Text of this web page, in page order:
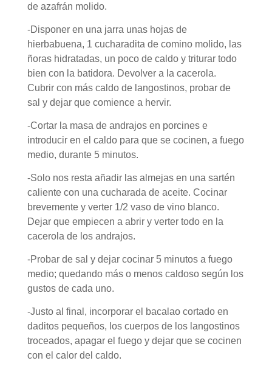
de azafrán molido.
-Disponer en una jarra unas hojas de
hierbabuena, 1 cucharadita de comino molido, las
ñoras hidratadas, un poco de caldo y triturar todo
bien con la batidora. Devolver a la cacerola.
Cubrir con más caldo de langostinos, probar de
sal y dejar que comience a hervir.
-Cortar la masa de andrajos en porcines e
introducir en el caldo para que se cocinen, a fuego
medio, durante 5 minutos.
-Solo nos resta añadir las almejas en una sartén
caliente con una cucharada de aceite. Cocinar
brevemente y verter 1/2 vaso de vino blanco.
Dejar que empiecen a abrir y verter todo en la
cacerola de los andrajos.
-Probar de sal y dejar cocinar 5 minutos a fuego
medio; quedando más o menos caldoso según los
gustos de cada uno.
-Justo al final, incorporar el bacalao cortado en
daditos pequeños, los cuerpos de los langostinos
troceados, apagar el fuego y dejar que se cocinen
con el calor del caldo.